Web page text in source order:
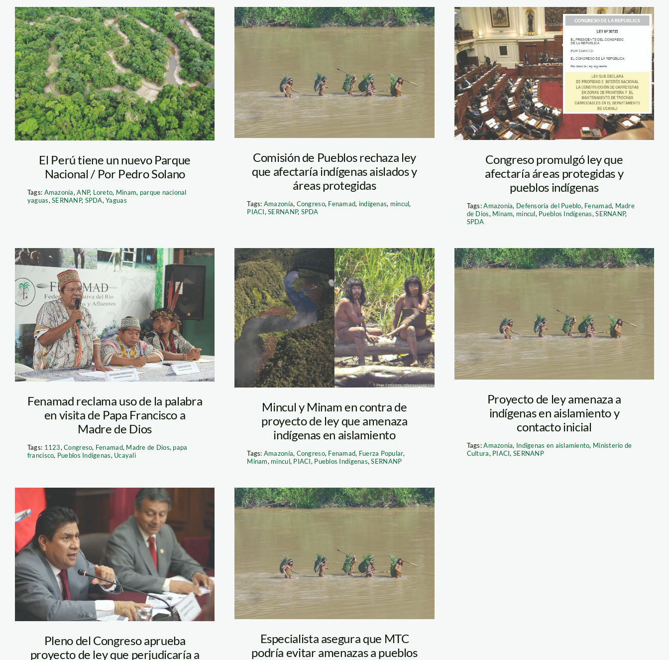
Yaguas, belleza y
biodiversidad
El Perú tiene un nuevo Parque
Nacional / Por Pedro Solano
Tags: Amazonía,ANP, Loreto, Minam, parque nacional
yaguas,SERNANP, SPDA,Yaguas
indigenas-en-
aislamiento-szf
Comisión de Pueblos rechaza ley
que afectaría indígenas aislados y
áreas protegidas
Tags: Amazonía, Congreso, Fenamad, indígenas, mincul,
PIACI,SERNANP, SPDA
Imprimir
Imprimir
Congreso promulgó ley que
afectaría áreas protegidas y
pueblos indígenas
Tags:Amazonía, Defensoría del Pueblo, Fenamad, Madre
de Dios, Minam, mincul, Pueblos Indígenas,SERNANP,
SPDA
julio cusurichi –
spda
Fenamad reclama uso de la palabra
en visita de Papa Francisco a
Madre de Dios
Tags: 1123,Congreso, Fenamad, Madre de Dios, papa
francisco, Pueblos Indígenas, Ucayali
pueblos-
indigenas
Mincul y Minam en contra de
proyecto de ley que amenaza
indígenas en aislamiento
Tags: Amazonía, Congreso, Fenamad, Fuerza Popular,
Minam, mincul, PIACI, Pueblos Indígenas,SERNANP
indigenas en
aislamiento – szf
Proyecto de ley amenaza a
indígenas en aislamiento y
contacto inicial
Tags:Amazonía, Indígenas en aislamiento, Ministerio de
Cultura, PIACI, SERNANP
Glider_Ushñahua_Congreso
Pleno del Congreso aprueba
proyecto de ley que perjudicaría a
indigenas en
aislamiento – szf
Especialista asegura que MTC
podría evitar amenazas a pueblos